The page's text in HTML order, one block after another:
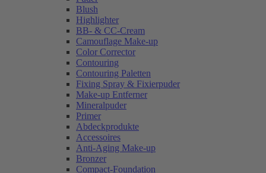
Blush
Highlighter
BB- & CC-Cream
Camouflage Make-up
Color Corrector
Contouring
Contouring Paletten
Fixing Spray & Fixierpuder
Make-up Entferner
Mineralpuder
Primer
Abdeckprodukte
Accessoires
Anti-Aging Make-up
Bronzer
Compact-Foundation